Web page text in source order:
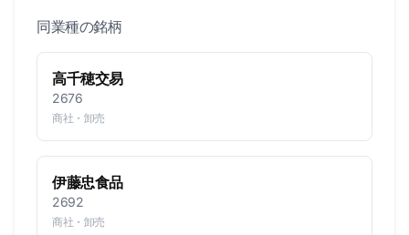
同業種の銘柄
高千穂交易
2676
商社・卸売
伊藤忠食品
2692
商社・卸売